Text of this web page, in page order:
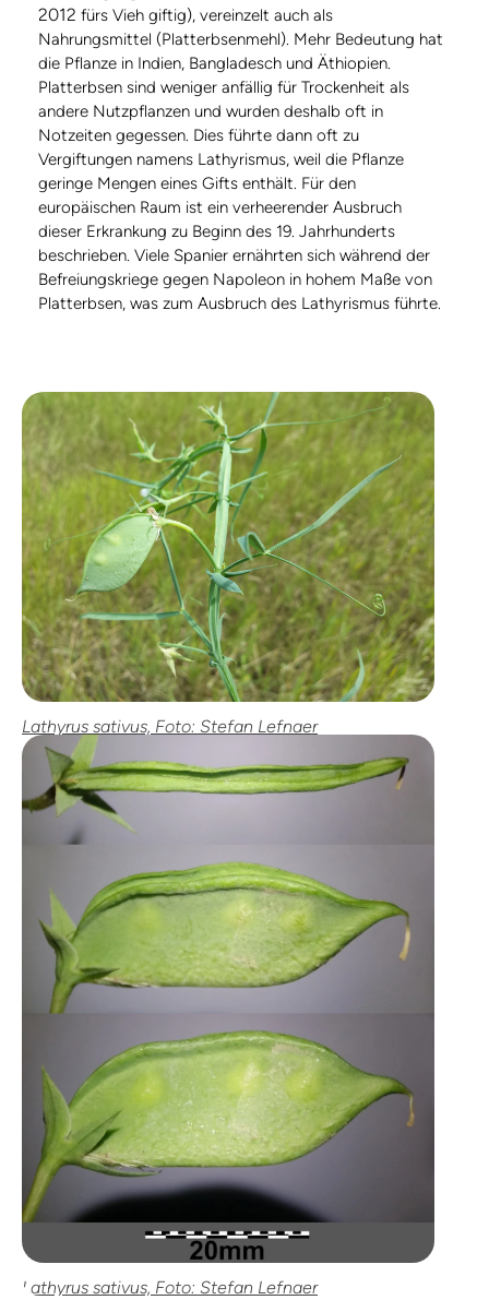
2012 fürs Vieh giftig), vereinzelt auch als
Nahrungsmittel (Platterbsenmehl). Mehr Bedeutung hat
die Pflanze in Indien, Bangladesch und Äthiopien.
Platterbsen sind weniger anfällig für Trockenheit als
andere Nutzpflanzen und wurden deshalb oft in
Notzeiten gegessen. Dies führte dann oft zu
Vergiftungen namens Lathyrismus, weil die Pflanze
geringe Mengen eines Gifts enthält. Für den
europäischen Raum ist ein verheerender Ausbruch
dieser Erkrankung zu Beginn des 19. Jahrhunderts
beschrieben. Viele Spanier ernährten sich während der
Befreiungskriege gegen Napoleon in hohem Maße von
Platterbsen, was zum Ausbruch des Lathyrismus führte.
Lathyrus sativus, Foto: Stefan Lefnaer
Lathyrus sativus, Foto: Stefan Lefnaer